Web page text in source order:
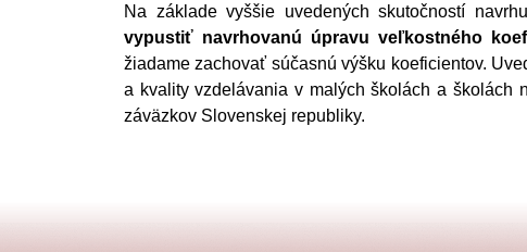
Na základe vyššie uvedených skutočností
vypustiť navrhovanú úpravu veľkostného
žiadame zachovať súčasnú výšku koeficientov.
a kvality vzdelávania v malých školách a školách
záväzkov Slovenskej republiky.